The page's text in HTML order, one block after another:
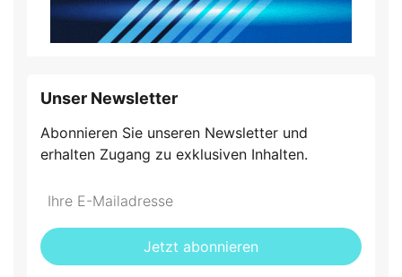
Unser Newsletter
Abonnieren Sie unseren Newsletter und
erhalten Zugang zu exklusiven Inhalten.
Do
fill
this
*Ihre
Mailadresse:
Jetzt abonnieren